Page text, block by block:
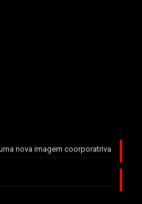
nova imagem coorporatriva